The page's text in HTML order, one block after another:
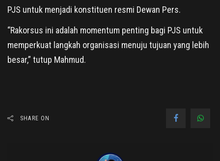
PJS untuk menjadi konstituen resmi Dewan Pers.
“Rakorsus ini adalah momentum penting bagi PJS untuk
memperkuat langkah organisasi menuju tujuan yang lebih
besar,” tutup Mahmud.
SHARE ON